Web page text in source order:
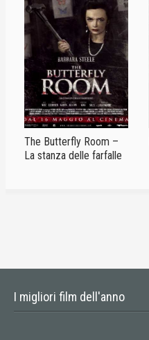
The Butterfly Room –
La stanza delle farfalle
I migliori film dell'anno